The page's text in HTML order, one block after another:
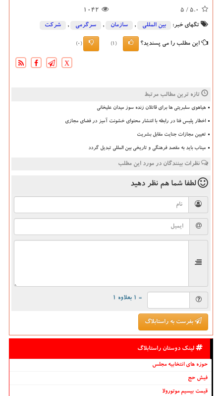
5.0
/ 5
1042
تگهای خبر: بین المللی , سازمان , سرگرمی , شركت
این مطلب را می پسندید؟ (1)
(0)
X
تازه ترین مطالب مرتبط
هیاهوی سلبریتی ها برای قاتلان زنده سوز میدان علیخانی
اخطار پلیس فتا در رابطه با انتشار محتوای خشونت آمیز در فضای مجازی
تعیین مجازات جنایت مقابل بشریت
میناب باید به مقصد فرهنگی و تاریخی بین المللی تبدیل گردد
نظرات بینندگان در مورد این مطلب
لطفا شما هم نظر دهید
= ۱ بعلاوه ۱
بفرست به راستابلاگ
لینک دوستان راستابلاگ
حوزه های انتخابیه مجلس
فیش حج
قیمت بیسیم موتورولا